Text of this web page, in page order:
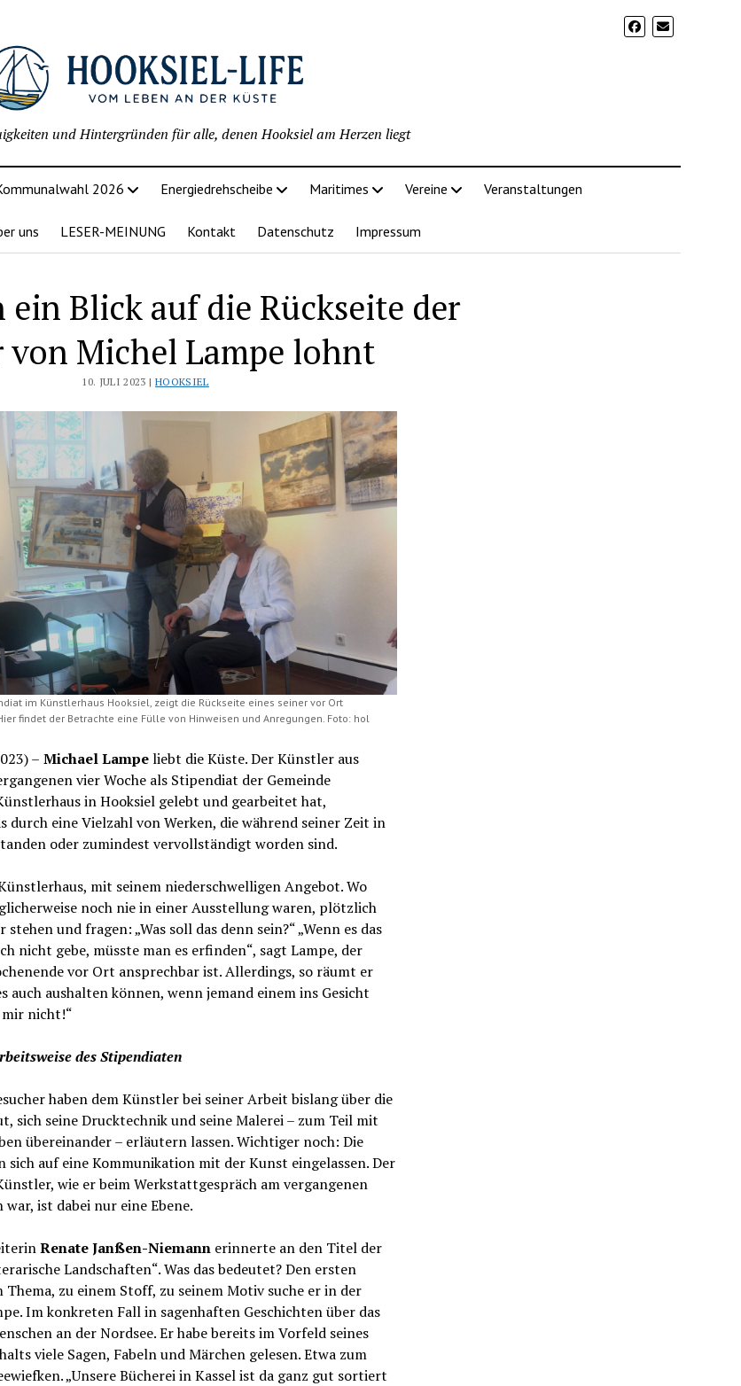
und Hintergründen für alle, denen Hooksiel am Herzen liegt
2026 Energiedrehscheibe Maritimes Vereine Veranstaltungen
uns LESER-MEINUNG Kontakt Datenschutz Impressum
ein Blick auf die Rückseite der
von Michel Lampe lohnt
10. JULI 2023 | HOOKSIEL
im Künstlerhaus Hooksiel, zeigt die Rückseite eines seiner vor Ort
findet der Betrachte eine Fülle von Hinweisen und Anregungen. Foto: hol
– Michael Lampeliebt die Küste. Der Künstler aus
vier Woche als Stipendiat der Gemeinde
in Hooksiel gelebt und gearbeitet hat,
durch eine Vielzahl von Werken, die während seiner Zeit in
oder zumindest vervollständigt worden sind.
mit seinem niederschwelligen Angebot. Wo
noch nie in einer Ausstellung waren, plötzlich
und fragen: „Was soll das denn sein?“ „Wenn es das
nicht gebe, müsste man es erfinden“, sagt Lampe, der
vor Ort ansprechbar ist. Allerdings, so räumt er
auch aushalten können, wenn jemand einem ins Gesicht
nicht!“
des Stipendiaten
haben dem Künstler bei seiner Arbeit bislang über die
sich seine Drucktechnik und seine Malerei – zum Teil mit
übereinander – erläutern lassen. Wichtiger noch: Die
sich auf eine Kommunikation mit der Kunst eingelassen. Der
wie er beim Werkstattgespräch am vergangenen
ist dabei nur eine Ebene.
Renate Janßen-Niemannerinnerte an den Titel der
Landschaften“. Was das bedeutet? Den ersten
Thema, zu einem Stoff, zu seinem Motiv suche er in der
Im konkreten Fall in sagenhaften Geschichten über das
an der Nordsee. Er habe bereits im Vorfeld seines
viele Sagen, Fabeln und Märchen gelesen. Etwa zum
„Unsere Bücherei in Kassel ist da ganz gut sortiert